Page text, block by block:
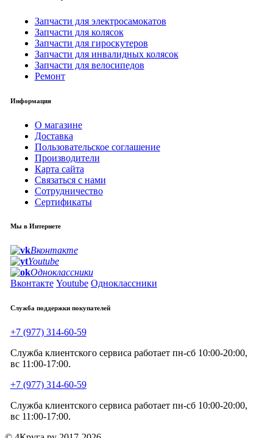
Запчасти для электросамокатов
Запчасти для колясок
Запчасти для гироскутеров
Запчасти для инвалидных колясок
Запчасти для велосипедов
Ремонт
Информация
О магазине
Доставка
Пользовательское соглашение
Производители
Карта сайта
Связаться с нами
Сотрудничество
Сертификаты
Мы в Интернете
Вконтакте
Youtube
Одноклассники
Вконтакте Youtube Одноклассники
Служба поддержки покупателей
+7 (977) 314-60-59
Служба клиентского сервиса работает пн-сб 10:00-20:00,
вс 11:00-17:00.
+7 (977) 314-60-59
Служба клиентского сервиса работает пн-сб 10:00-20:00,
вс 11:00-17:00.